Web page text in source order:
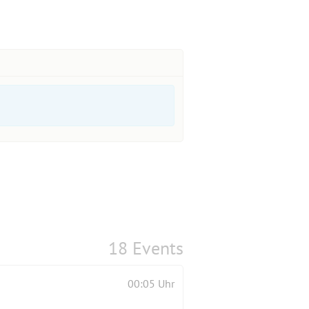
18 Events
00:05 Uhr